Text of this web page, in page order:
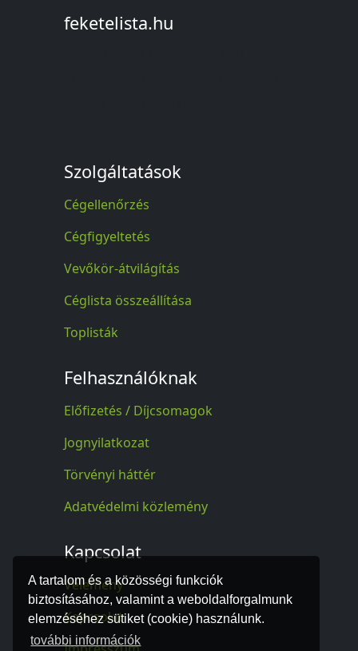
A tartalom és a közösségi funkciók
biztosításához, valamint a weboldalforgalmunk
elemzéséhez sütiket (cookie) használunk.
további információk
feketelista.hu
Szolgáltatások
Cégellenőrzés
Cégfigyeltetés
Vevőkör-átvilágítás
Céglista összeállítása
Toplisták
Felhasználóknak
Előfizetés / Díjcsomagok
Jognyilatkozat
Törvényi háttér
Adatvédelmi közlemény
Kapcsolat
Vélemény
Kapcsolat